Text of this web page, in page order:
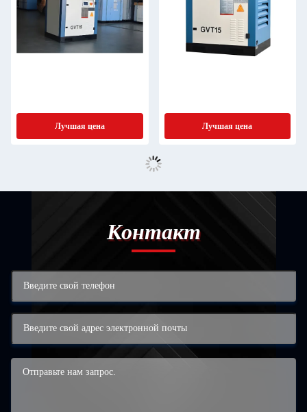
Лучшая цена Лучшая цена
Контакт